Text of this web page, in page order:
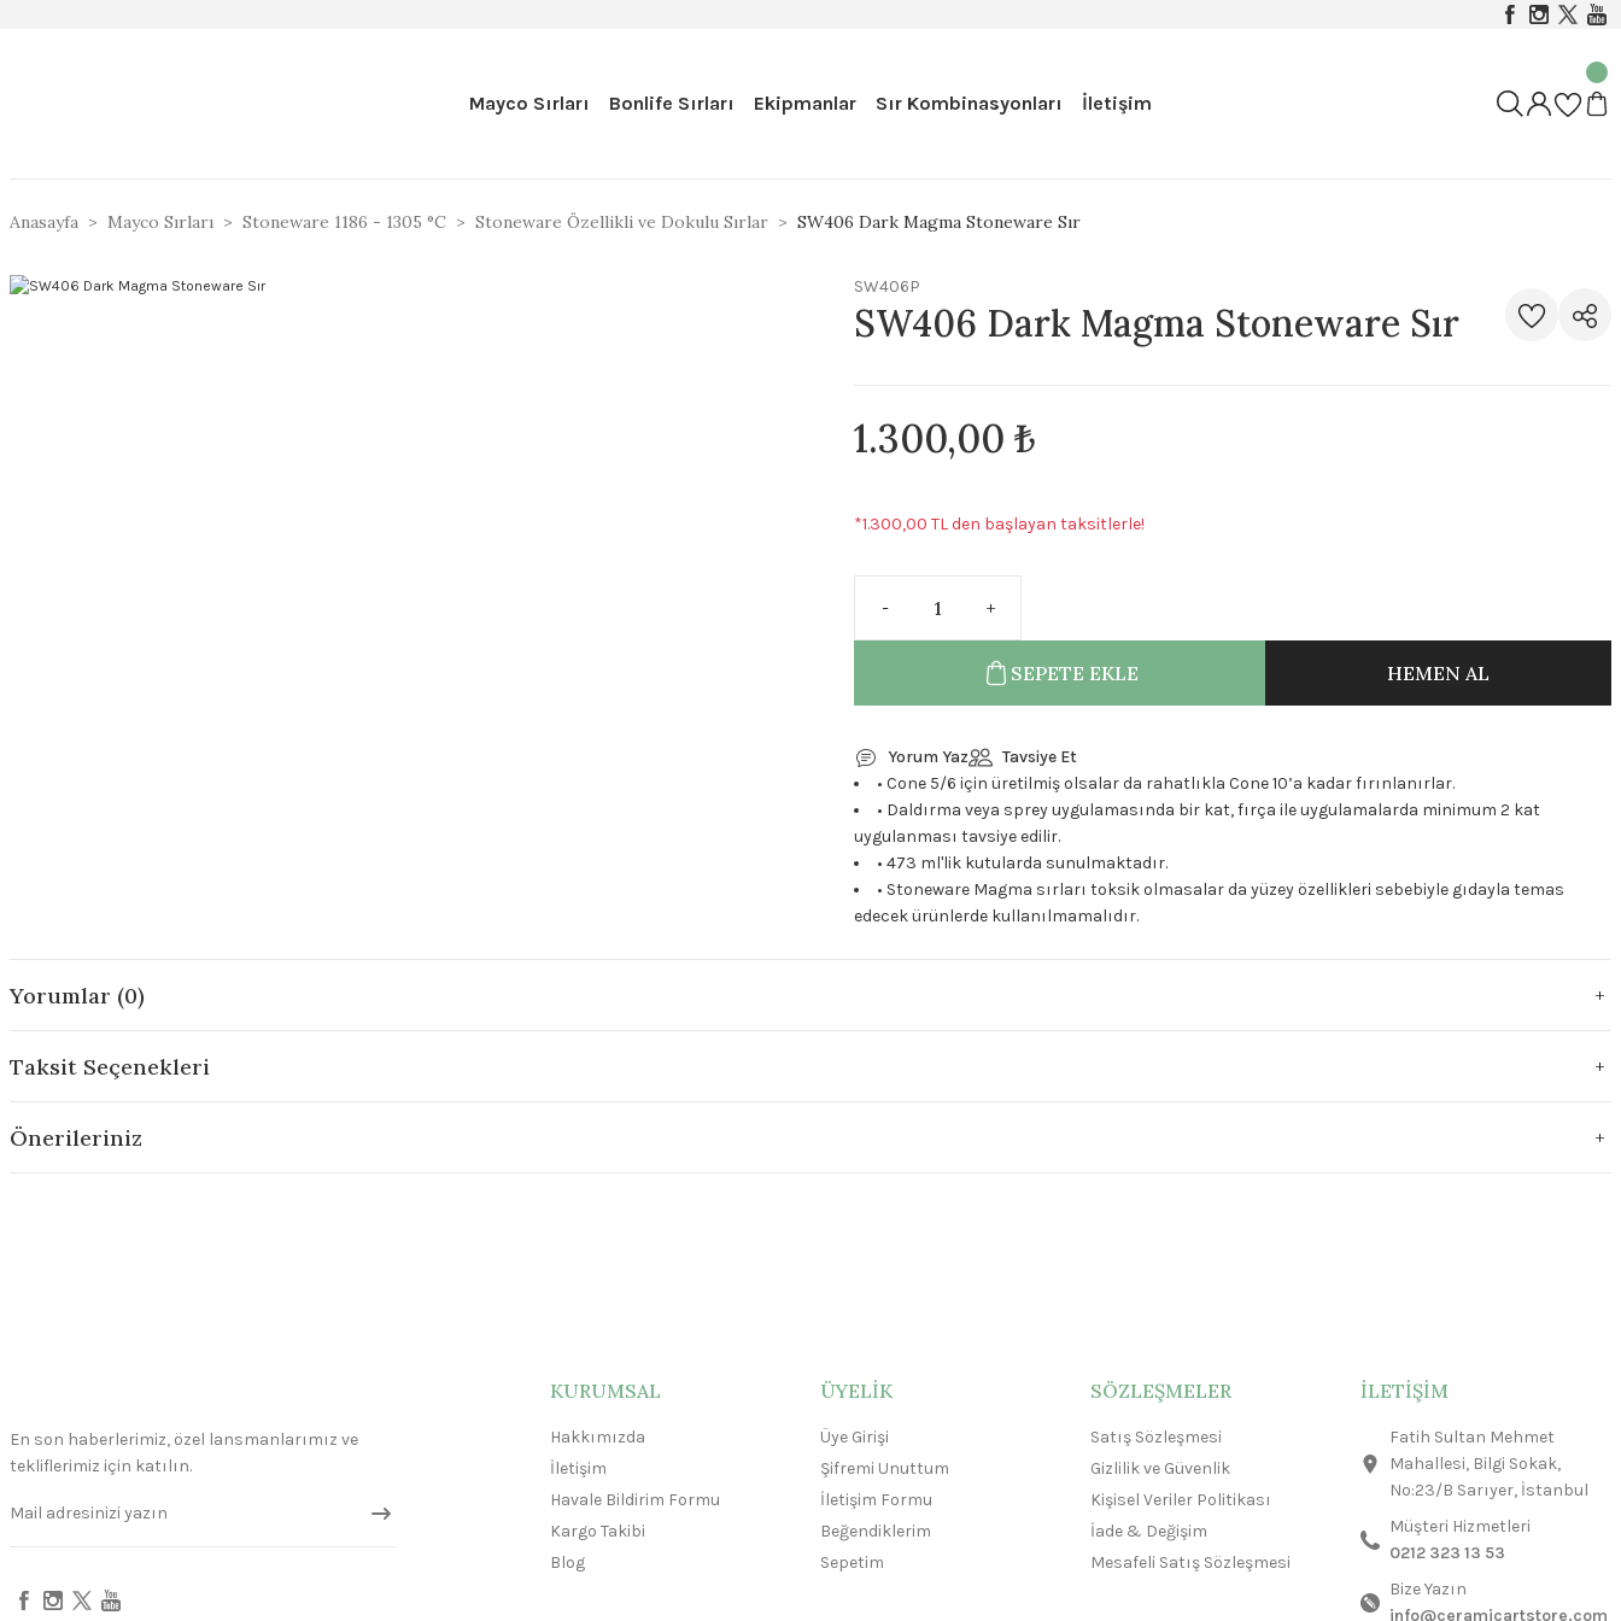
Mayco Sırları Bonlife Sırları Ekipmanlar Sır Kombinasyonları İletişim
Anasayfa Mayco Sırları Stoneware 1186 - 1305 °C Stoneware Özellikli ve Dokulu Sırlar SW406 Dark Magma Stoneware Sır
SW406P
SW406 Dark Magma Stoneware Sır
1.300,00 ₺
*1.300,00 TL den başlayan taksitlerle!
SEPETE EKLE HEMEN AL
Yorum Yaz
Tavsiye Et
• Cone 5/6 için üretilmiş olsalar da rahatlıkla Cone 10’a kadar fırınlanırlar.
• Daldırma veya sprey uygulamasında bir kat, fırça ile uygulamalarda minimum 2 kat
uygulanması tavsiye edilir.
• 473 ml'lik kutularda sunulmaktadır.
• Stoneware Magma sırları toksik olmasalar da yüzey özellikleri sebebiyle gıdayla temas
edecek ürünlerde kullanılmamalıdır.
Yorumlar (0)
Taksit Seçenekleri
Önerileriniz
En son haberlerimiz, özel lansmanlarımız ve
tekliflerimiz için katılın.
KURUMSAL
Hakkımızda
İletişim
Havale Bildirim Formu
Kargo Takibi
Blog
ÜYELİK
Üye Girişi
Şifremi Unuttum
İletişim Formu
Beğendiklerim
Sepetim
SÖZLEŞMELER
Satış Sözleşmesi
Gizlilik ve Güvenlik
Kişisel Veriler Politikası
İade & Değişim
Mesafeli Satış Sözleşmesi
İLETİŞİM
Fatih Sultan Mehmet
Mahallesi, Bilgi Sokak,
No:23/B Sarıyer, İstanbul
Müşteri Hizmetleri
0212 323 13 53
Bize Yazın
info@ceramicartstore.com